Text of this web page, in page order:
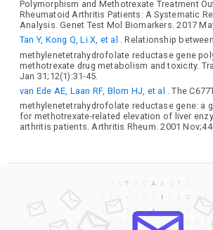
Polymorphism and Methotrexate Treatment
Rheumatoid Arthritis Patients: A Systematic
Analysis. Genet Test Mol Biomarkers. 2017
Tan Y, Kong Q, Li X, et al . Relationship between
methylenetetrahydrofolate reductase gene
methotrexate drug metabolism and toxicity.
Jan 31;12(1):31-45.
van Ede AE, Laan RF, Blom HJ, et al
. The
methylenetetrahydrofolate reductase gene: a
for methotrexate-related elevation of liver
arthritis patients. Arthritis Rheum. 2001